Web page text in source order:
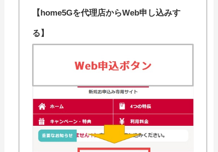
【home5Gを代理店からWeb申し込みす
る】